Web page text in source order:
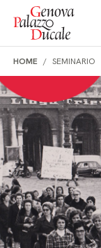
Salta al contenuto
HOME SEMINARIO